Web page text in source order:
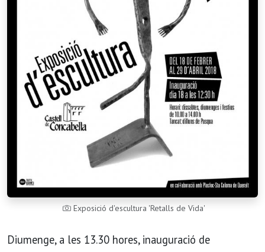
Exposició d'escultura 'Retalls de Vida'
Diumenge, a les 13.30 hores, inauguració de